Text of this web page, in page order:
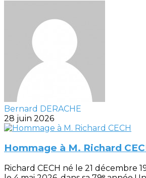
Bernard DERACHE
28 juin 2026
Hommage à M. Richard
Richard CECH né le 21 décembre